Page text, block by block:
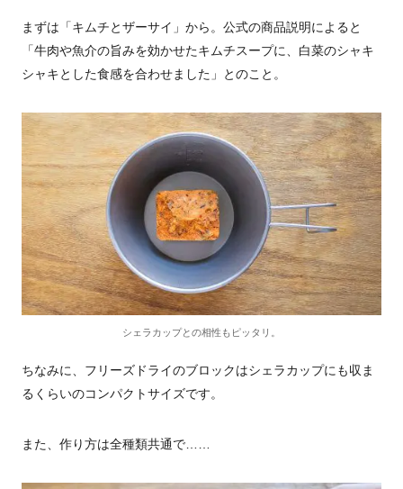
まずは「キムチとザーサイ」から。公式の商品説明によると
「牛肉や魚介の旨みを効かせたキムチスープに、白菜のシャキ
シャキとした食感を合わせました」とのこと。
シェラカップとの相性もピッタリ。
ちなみに、フリーズドライのブロックはシェラカップにも収ま
るくらいのコンパクトサイズです。
また、作り方は全種類共通で……